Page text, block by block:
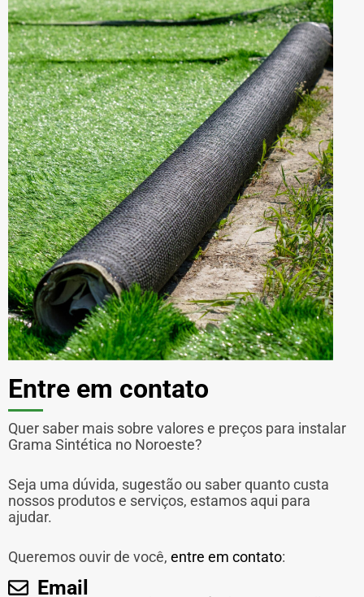
Entre em contato
Quer saber mais sobre valores e preços para instalar
Grama Sintética no Noroeste?
Seja uma dúvida, sugestão ou saber quanto custa
nossos produtos e serviços, estamos aqui para
ajudar.
Queremos ouvir de você, entre em contato:
Email